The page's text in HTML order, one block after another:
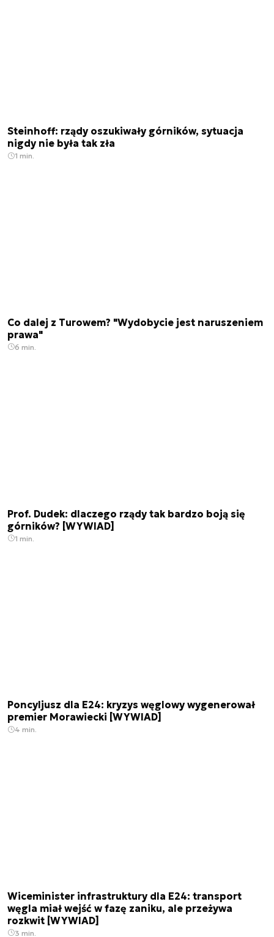
Steinhoff: rządy oszukiwały górników, sytuacja
nigdy nie była tak zła
1 min.
Co dalej z Turowem? "Wydobycie jest naruszeniem
prawa"
6 min.
Prof. Dudek: dlaczego rządy tak bardzo boją się
górników? [WYWIAD]
1 min.
Poncyljusz dla E24: kryzys węglowy wygenerował
premier Morawiecki [WYWIAD]
4 min.
Wiceminister infrastruktury dla E24: transport
węgla miał wejść w fazę zaniku, ale przeżywa
rozkwit [WYWIAD]
3 min.